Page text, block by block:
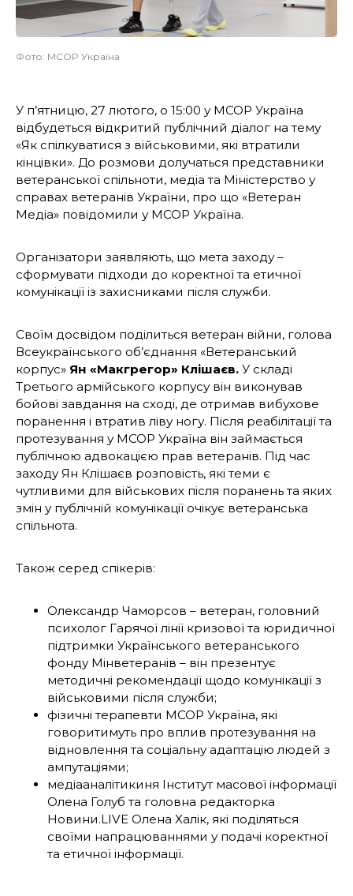
Фото: MCOP Україна
У п’ятницю, 27 лютого, о 15:00 у MCOP Україна
відбудеться відкритий публічний діалог на тему
«Як спілкуватися з військовими, які втратили
кінцівки». До розмови долучаться представники
ветеранської спільноти, медіа та Міністерство у
справах ветеранів України, про що «Ветеран
Медіа» повідомили у MCOP Україна.
Організатори заявляють, що мета заходу –
сформувати підходи до коректної та етичної
комунікації із захисниками після служби.
Своїм досвідом поділиться ветеран війни, голова
Всеукраїнського об’єднання «Ветеранський
корпус» Ян «Макгрегор» Клішаєв. У складі
Третього армійського корпусу він виконував
бойові завдання на сході, де отримав вибухове
поранення і втратив ліву ногу. Після реабілітації та
протезування у MCOP Україна він займається
публічною адвокацією прав ветеранів. Під час
заходу Ян Клішаєв розповість, які теми є
чутливими для військових після поранень та яких
змін у публічній комунікації очікує ветеранська
спільнота.
Також серед спікерів:
Олександр Чаморсов – ветеран, головний
психолог Гарячої лінії кризової та юридичної
підтримки Українського ветеранського
фонду Мінветеранів – він презентує
методичні рекомендації щодо комунікації з
військовими після служби;
фізичні терапевти MCOP Україна, які
говоритимуть про вплив протезування на
відновлення та соціальну адаптацію людей з
ампутаціями;
медіааналітикиня Інститут масової інформації
Олена Голуб та головна редакторка
Новини.LIVE Олена Халік, які поділяться
своїми напрацюваннями у подачі коректної
та етичної інформації.